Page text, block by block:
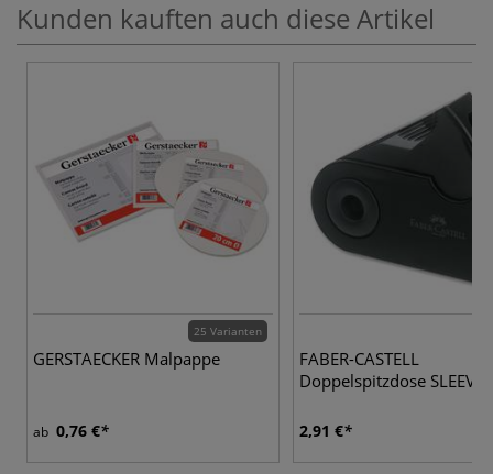
Kunden kauften auch diese Artikel
25 Varianten
GERSTAECKER Malpappe
ab 0,76 €
FABER-CASTELL
Doppelspitzdose SLEEVE
2,91 €